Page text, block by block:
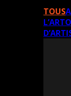
TOUS
L’ART